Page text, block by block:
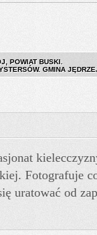
POWIAT BUSKI.
GMINA
Fotografuje
uratować od